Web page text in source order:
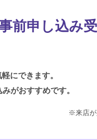
前申し込み
にできます。
がおすすめです。
※来店が